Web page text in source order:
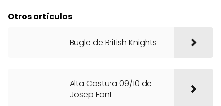
Otros artículos
Bugle de British Knights
Alta Costura 09/10 de
Josep Font